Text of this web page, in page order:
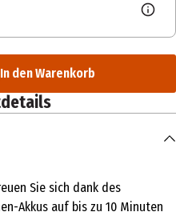
In den Warenkorb
Sie sich dank des
Akkus auf bis zu 10 Minuten